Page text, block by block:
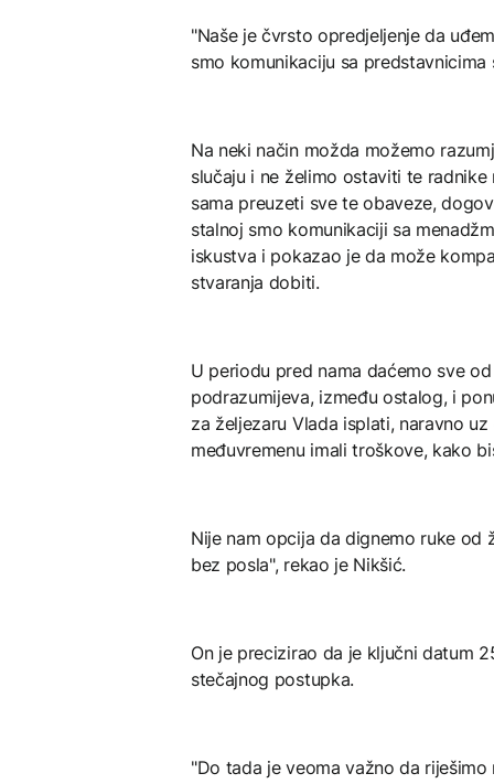
"Naše je čvrsto opredjeljenje da
smo komunikaciju sa predstavnicima
Na neki način možda možemo
slučaju i ne želimo ostaviti te
sama preuzeti sve te obaveze,
stalnoj smo komunikaciji sa
iskustva i pokazao je da može
stvaranja dobiti.
U periodu pred nama daćemo sve
podrazumijeva, između ostalog, i
za željezaru Vlada isplati, naravno
međuvremenu imali troškove, kako
Nije nam opcija da dignemo ruke od
bez posla", rekao je Nikšić.
On je precizirao da je ključni datum
stečajnog postupka.
"Do tada je veoma važno da riješimo